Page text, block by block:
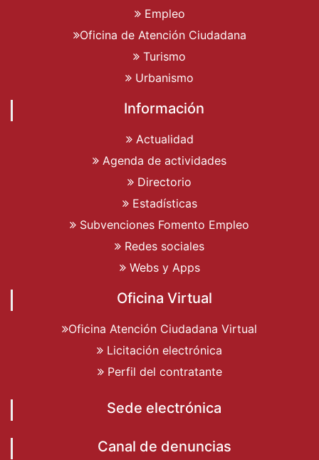
Empleo
Oficina de Atención Ciudadana
Turismo
Urbanismo
Información
Actualidad
Agenda de actividades
Directorio
Estadísticas
Subvenciones Fomento Empleo
Redes sociales
Webs y Apps
Oficina Virtual
Oficina Atención Ciudadana Virtual
Licitación electrónica
Perfil del contratante
Sede electrónica
Canal de denuncias